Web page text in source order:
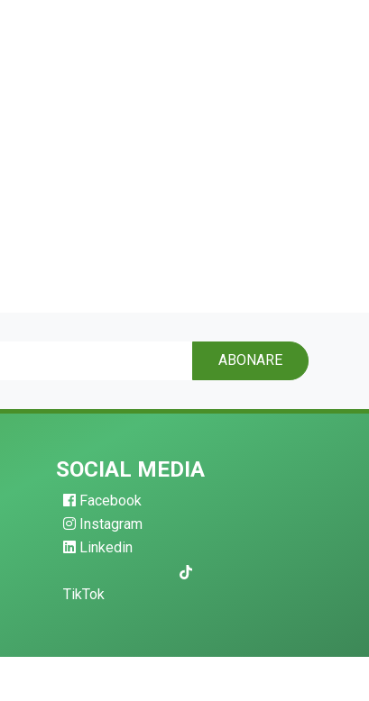
ABONARE
SOCIAL MEDIA
Facebook
Instagram
Linkedin
TikTok